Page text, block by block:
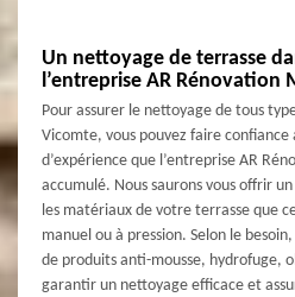
Un nettoyage de terrasse
l’entreprise AR Rénovation
Pour assurer le nettoyage de tous
Vicomte, vous pouvez faire confiance
d’expérience que l’entreprise AR
accumulé. Nous saurons vous offrir
les matériaux de votre terrasse que
manuel ou à pression. Selon le
de produits anti-mousse, hydrofuge,
garantir un nettoyage efficace et